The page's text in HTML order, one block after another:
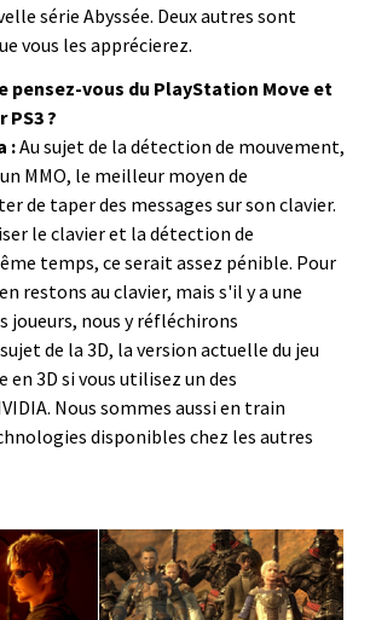
série Abyssée. Deux autres sont
vous les apprécierez.
pensez-vous du PlayStation Move et
PS3 ?
:Au sujet de la détection de mouvement,
MMO, le meilleur moyen de
de taper des messages sur son clavier.
le clavier et la détection de
temps, ce serait assez pénible. Pour
restons au clavier, mais s'il y a une
joueurs, nous y réfléchirons
de la 3D, la version actuelle du jeu
en 3D si vous utilisez un des
Nous sommes aussi en train
disponibles chez les autres